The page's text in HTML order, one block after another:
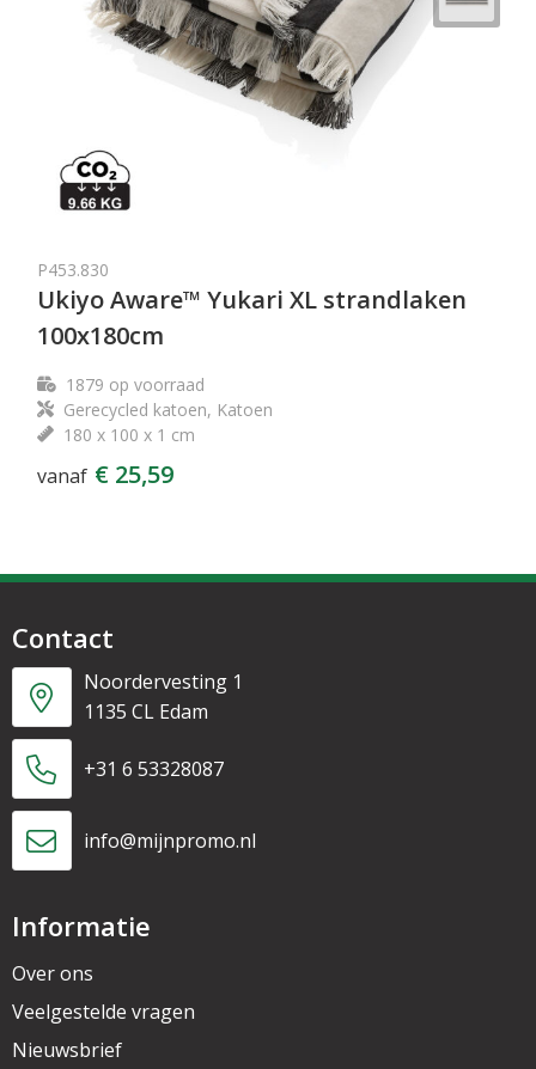
P453.830
Ukiyo Aware™ Yukari XL strandlaken
100x180cm
1879 op voorraad
Gerecycled katoen, Katoen
180 x 100 x 1 cm
vanaf € 25,59
Contact
Noordervesting 1
1135 CL Edam
+31 6 53328087
info@mijnpromo.nl
Informatie
Over ons
Veelgestelde vragen
Nieuwsbrief